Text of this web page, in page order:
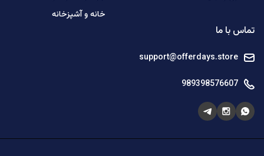
خانه و آشپزخانه
تماس با ما
support@offerdays.store
989398576607